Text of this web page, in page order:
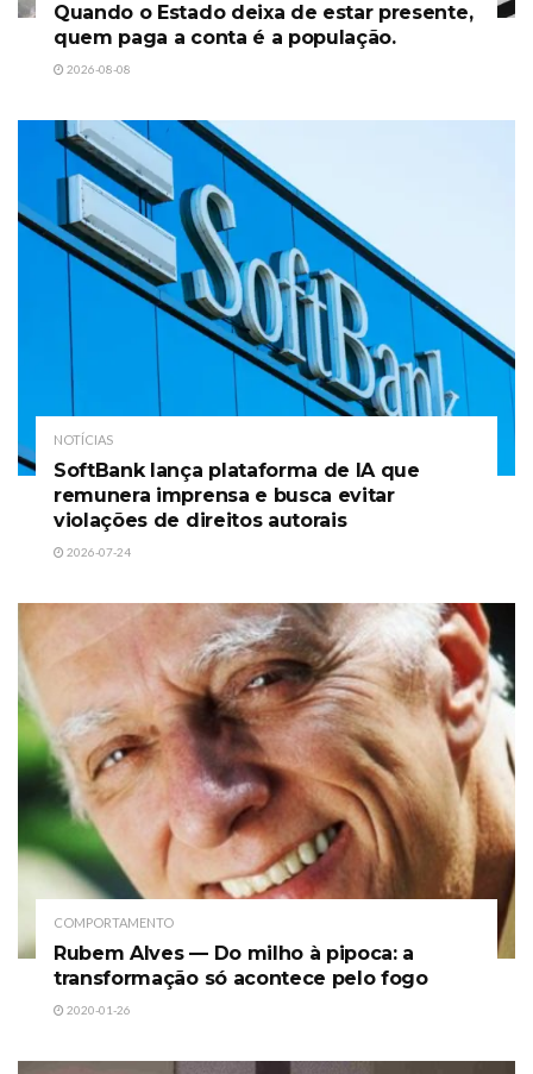
Quando o Estado deixa de estar presente,
quem paga a conta é a população.
2026-08-08
NOTÍCIAS
SoftBank lança plataforma de IA que
remunera imprensa e busca evitar
violações de direitos autorais
2026-07-24
COMPORTAMENTO
Rubem Alves — Do milho à pipoca: a
transformação só acontece pelo fogo
2020-01-26